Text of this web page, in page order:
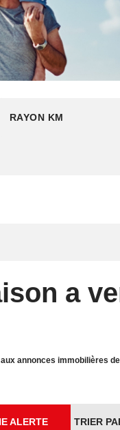
RAYON KM
a
annonces immobilières
ALERTE